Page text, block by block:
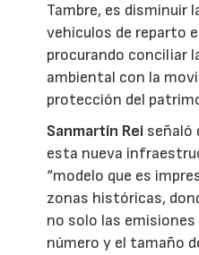
Tambre, es disminuir
vehículos de reparto
procurando conciliar
ambiental con la
protección del
Sanmartín Rei señaló
esta nueva
“modelo que es
zonas históricas,
no solo las
número y el tamaño